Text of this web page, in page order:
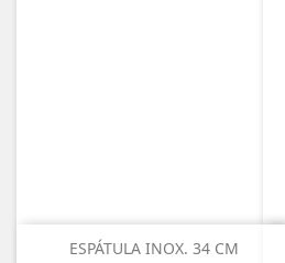
ESPÁTULA INOX. 34 CM